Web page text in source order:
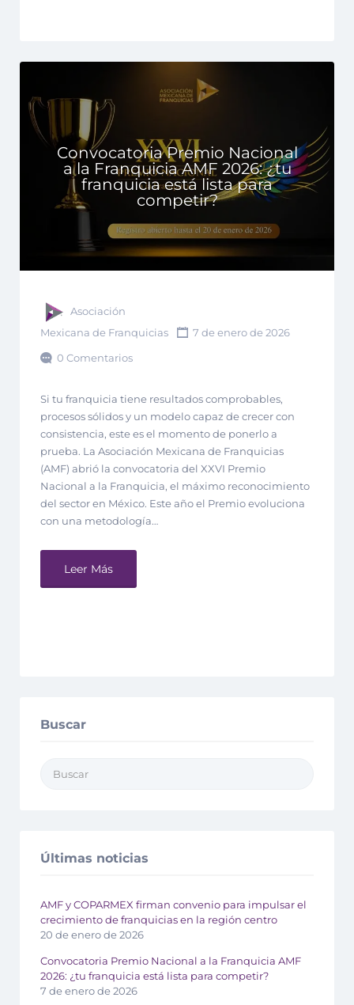
Convocatoria Premio Nacional
a la Franquicia AMF 2026: ¿tu
franquicia está lista para
competir?
Asociación
Mexicana de Franquicias
7 de enero de 2026
0 Comentarios
Si tu franquicia tiene resultados comprobables,
procesos sólidos y un modelo capaz de crecer con
consistencia, este es el momento de ponerlo a
prueba. La Asociación Mexicana de Franquicias
(AMF) abrió la convocatoria del XXVI Premio
Nacional a la Franquicia, el máximo reconocimiento
del sector en México. Este año el Premio evoluciona
con una metodología…
Leer Más
Buscar
Últimas noticias
AMF y COPARMEX firman convenio para impulsar el
crecimiento de franquicias en la región centro
20 de enero de 2026
Convocatoria Premio Nacional a la Franquicia AMF
2026: ¿tu franquicia está lista para competir?
7 de enero de 2026